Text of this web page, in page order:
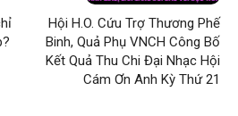
Hội H.O. Cứu Trợ Thương Phế
Binh, Quả Phụ VNCH Công Bố
Kết Quả Thu Chi Đại Nhạc Hội
Cám Ơn Anh Kỳ Thứ 21